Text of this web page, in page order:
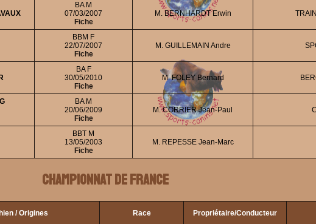
BA M
07/03/2007
Fiche
M. BERNHARDT Erwin
BBM F
22/07/2007
Fiche
M. GUILLEMAIN Andre
BA F
30/05/2010
Fiche
M. FOLEY Bernard
BA M
20/06/2009
Fiche
M. CORRIER Jean-Paul
BBT M
13/05/2003
Fiche
M. REPESSE Jean-Marc
Championnat de France
/ Origines Race Propriétaire/Conducteur